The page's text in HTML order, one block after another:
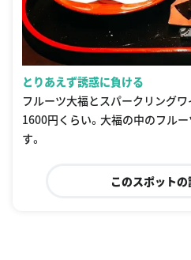
とりあえず誘惑に負ける
フルーツ大福とスパークリング
1600円くらい。大福の中のフル
す。
このスポット